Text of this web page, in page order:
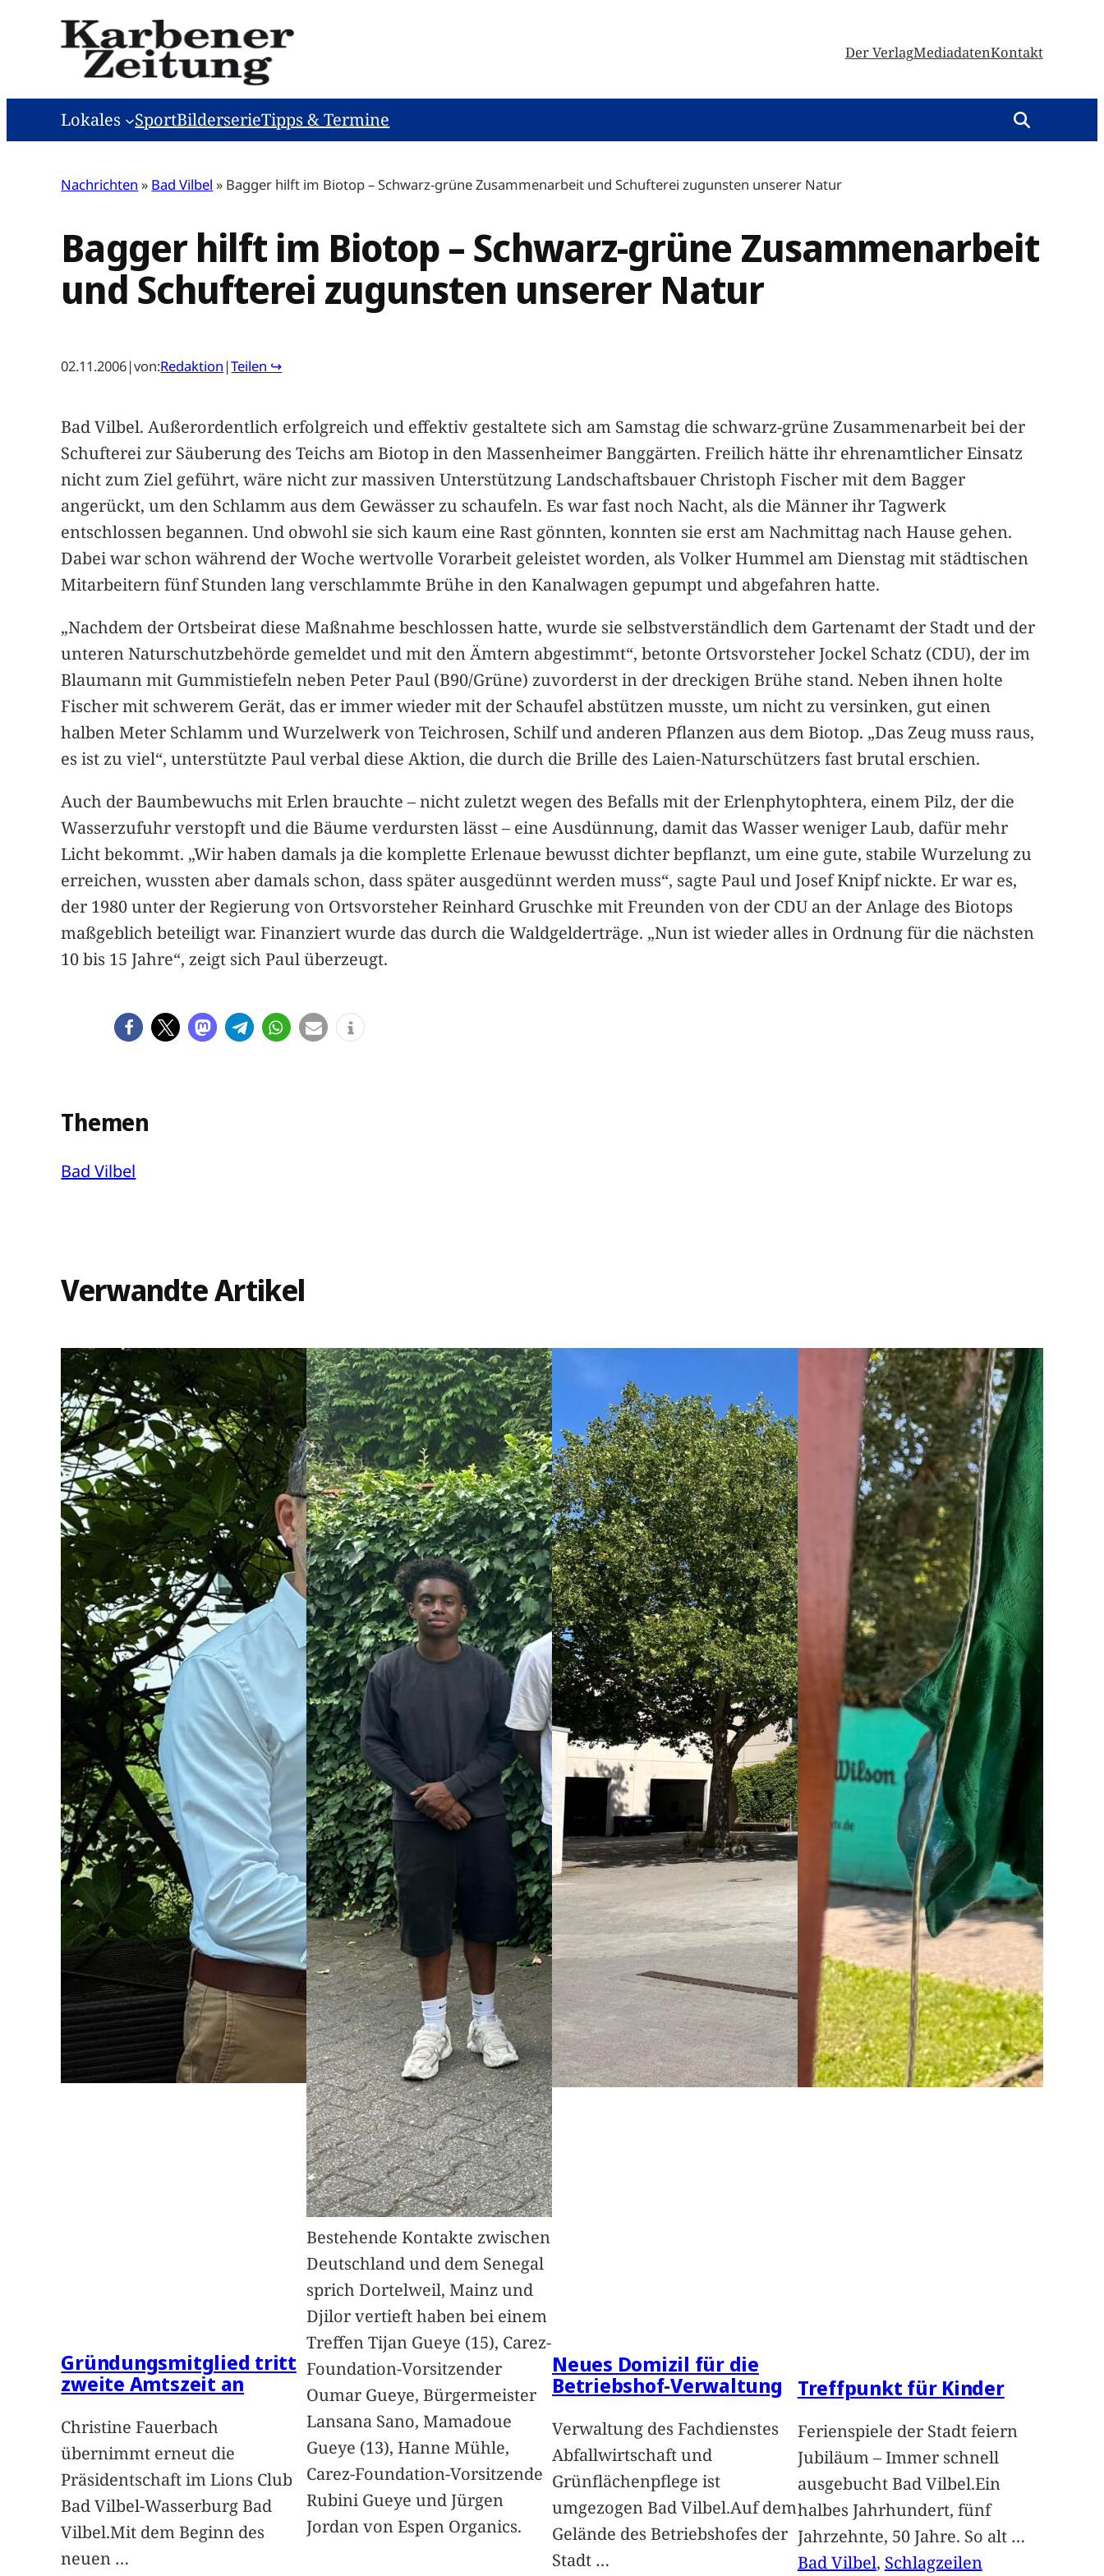
Der VerlagMediadatenKontakt
Lokales SportBilderserieTipps & Termine
Nachrichten » Bad Vilbel » Bagger hilft im Biotop – Schwarz-grüne Zusammenarbeit und Schufterei zugunsten unserer Natur
Bagger hilft im Biotop – Schwarz-grüne Zusammenarbeit
und Schufterei zugunsten unserer Natur
02.11.2006|von:Redaktion |Teilen ↪
Bad Vilbel. Außerordentlich erfolgreich und effektiv gestaltete sich am Samstag die schwarz-grüne Zusammenarbeit bei der
Schufterei zur Säuberung des Teichs am Biotop in den Massenheimer Banggärten. Freilich hätte ihr ehrenamtlicher Einsatz
nicht zum Ziel geführt, wäre nicht zur massiven Unterstützung Landschaftsbauer Christoph Fischer mit dem Bagger
angerückt, um den Schlamm aus dem Gewässer zu schaufeln. Es war fast noch Nacht, als die Männer ihr Tagwerk
entschlossen begannen. Und obwohl sie sich kaum eine Rast gönnten, konnten sie erst am Nachmittag nach Hause gehen.
Dabei war schon während der Woche wertvolle Vorarbeit geleistet worden, als Volker Hummel am Dienstag mit städtischen
Mitarbeitern fünf Stunden lang verschlammte Brühe in den Kanalwagen gepumpt und abgefahren hatte.
„Nachdem der Ortsbeirat diese Maßnahme beschlossen hatte, wurde sie selbstverständlich dem Gartenamt der Stadt und der
unteren Naturschutzbehörde gemeldet und mit den Ämtern abgestimmt“, betonte Ortsvorsteher Jockel Schatz (CDU), der im
Blaumann mit Gummistiefeln neben Peter Paul (B90/Grüne) zuvorderst in der dreckigen Brühe stand. Neben ihnen holte
Fischer mit schwerem Gerät, das er immer wieder mit der Schaufel abstützen musste, um nicht zu versinken, gut einen
halben Meter Schlamm und Wurzelwerk von Teichrosen, Schilf und anderen Pflanzen aus dem Biotop. „Das Zeug muss raus,
es ist zu viel“, unterstützte Paul verbal diese Aktion, die durch die Brille des Laien-Naturschützers fast brutal erschien.
Auch der Baumbewuchs mit Erlen brauchte – nicht zuletzt wegen des Befalls mit der Erlenphytophtera, einem Pilz, der die
Wasserzufuhr verstopft und die Bäume verdursten lässt – eine Ausdünnung, damit das Wasser weniger Laub, dafür mehr
Licht bekommt. „Wir haben damals ja die komplette Erlenaue bewusst dichter bepflanzt, um eine gute, stabile Wurzelung zu
erreichen, wussten aber damals schon, dass später ausgedünnt werden muss“, sagte Paul und Josef Knipf nickte. Er war es,
der 1980 unter der Regierung von Ortsvorsteher Reinhard Gruschke mit Freunden von der CDU an der Anlage des Biotops
maßgeblich beteiligt war. Finanziert wurde das durch die Waldgelderträge. „Nun ist wieder alles in Ordnung für die nächsten
10 bis 15 Jahre“, zeigt sich Paul überzeugt.
Themen
Bad Vilbel
Verwandte Artikel
Gründungsmitglied tritt
zweite Amtszeit an
Christine Fauerbach
übernimmt erneut die
Präsidentschaft im Lions Club
Bad Vilbel-Wasserburg Bad
Vilbel.Mit dem Beginn des
neuen …
Bestehende Kontakte zwischen
Deutschland und dem Senegal
sprich Dortelweil, Mainz und
Djilor vertieft haben bei einem
Treffen Tijan Gueye (15), Carez-
Foundation-Vorsitzender
Oumar Gueye, Bürgermeister
Lansana Sano, Mamadoue
Gueye (13), Hanne Mühle,
Carez-Foundation-Vorsitzende
Rubini Gueye und Jürgen
Jordan von Espen Organics.
Neues Domizil für die
Betriebshof-Verwaltung
Verwaltung des Fachdienstes
Abfallwirtschaft und
Grünflächenpflege ist
umgezogen Bad Vilbel.Auf dem
Gelände des Betriebshofes der
Stadt …
Treffpunkt für Kinder
Ferienspiele der Stadt feiern
Jubiläum – Immer schnell
ausgebucht Bad Vilbel.Ein
halbes Jahrhundert, fünf
Jahrzehnte, 50 Jahre. So alt …
Bad Vilbel, Schlagzeilen